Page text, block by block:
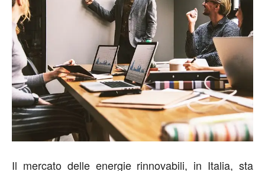
Il mercato delle energie rinnovabili, in Italia, sta